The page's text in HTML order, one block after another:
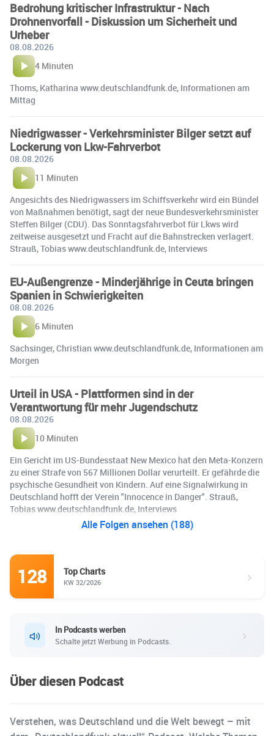
Bedrohung kritischer Infrastruktur - Nach
Drohnenvorfall - Diskussion um Sicherheit und
Urheber
08.08.2026
4 Minuten
Thoms, Katharina www.deutschlandfunk.de, Informationen am
Mittag
Niedrigwasser - Verkehrsminister Bilger setzt auf
Lockerung von Lkw-Fahrverbot
08.08.2026
11 Minuten
Angesichts des Niedrigwassers im Schiffsverkehr wird ein Bündel
von Maßnahmen benötigt, sagt der neue Bundesverkehrsminister
Steffen Bilger (CDU). Das Sonntagsfahrverbot für Lkws wird
zeitweise ausgesetzt und Fracht auf die Bahnstrecken verlagert.
Strauß, Tobias www.deutschlandfunk.de, Interviews
EU-Außengrenze - Minderjährige in Ceuta bringen
Spanien in Schwierigkeiten
08.08.2026
6 Minuten
Sachsinger, Christian www.deutschlandfunk.de, Informationen am
Morgen
Urteil in USA - Plattformen sind in der
Verantwortung für mehr Jugendschutz
08.08.2026
10 Minuten
Ein Gericht im US-Bundesstaat New Mexico hat den Meta-Konzern
zu einer Strafe von 567 Millionen Dollar verurteilt. Er gefährde die
psychische Gesundheit von Kindern. Auf eine Signalwirkung in
Deutschland hofft der Verein "Innocence in Danger". Strauß,
Tobias www.deutschlandfunk.de, Interviews
Alle Folgen ansehen (188)
128 Top Charts
KW 32/2026
In Podcasts werben
Schalte jetzt Werbung in Podcasts.
Über diesen Podcast
Verstehen, was Deutschland und die Welt bewegt – mit